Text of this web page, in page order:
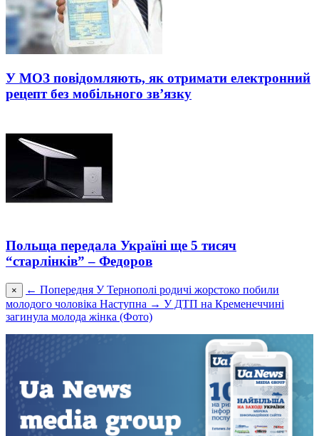
У МОЗ повідомляють, як отримати електронний
рецепт без мобільного зв’язку
Польща передала Україні ще 5 тисяч
“старлінків” – Федоров
× ← Попередня У Тернополі родичі жорстоко побили
молодого чоловіка Наступна → У ДТП на Кременеччині
загинула молода жінка (Фото)